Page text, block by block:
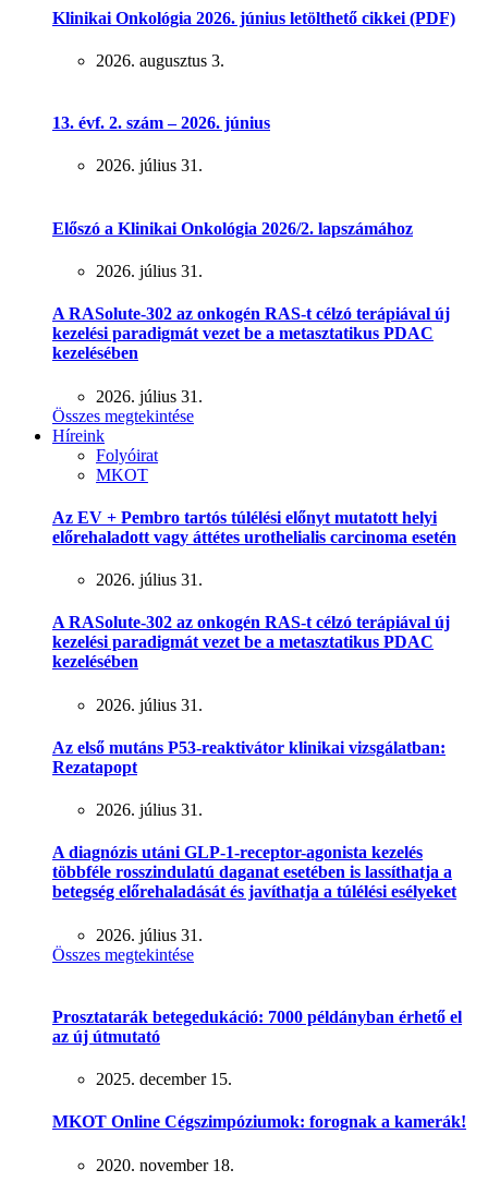
Klinikai Onkológia 2026. június letölthető cikkei (PDF)
2026. augusztus 3.
13. évf. 2. szám – 2026. június
2026. július 31.
Előszó a Klinikai Onkológia 2026/2. lapszámához
2026. július 31.
A RASolute-302 az onkogén RAS-t célzó terápiával új
kezelési paradigmát vezet be a metasztatikus PDAC
kezelésében
2026. július 31.
Összes megtekintése
Híreink
Folyóirat
MKOT
Az EV + Pembro tartós túlélési előnyt mutatott helyi
előrehaladott vagy áttétes urothelialis carcinoma esetén
2026. július 31.
A RASolute-302 az onkogén RAS-t célzó terápiával új
kezelési paradigmát vezet be a metasztatikus PDAC
kezelésében
2026. július 31.
Az első mutáns P53-reaktivátor klinikai vizsgálatban:
Rezatapopt
2026. július 31.
A diagnózis utáni GLP-1-receptor-agonista kezelés
többféle rosszindulatú daganat esetében is lassíthatja a
betegség előrehaladását és javíthatja a túlélési esélyeket
2026. július 31.
Összes megtekintése
Prosztatarák betegedukáció: 7000 példányban érhető el
az új útmutató
2025. december 15.
MKOT Online Cégszimpóziumok: forognak a kamerák!
2020. november 18.